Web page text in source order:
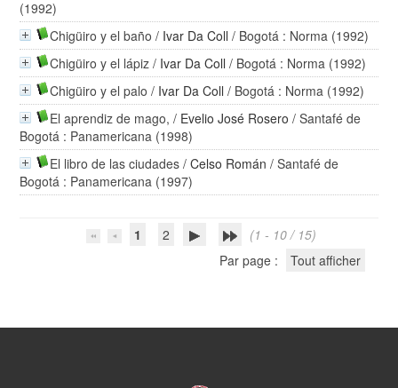
(1992)
Chigüiro y el baño / Ivar Da Coll / Bogotá : Norma (1992)
Chigüiro y el lápiz / Ivar Da Coll / Bogotá : Norma (1992)
Chigüiro y el palo / Ivar Da Coll / Bogotá : Norma (1992)
El aprendiz de mago, / Evelio José Rosero / Santafé de
Bogotá : Panamericana (1998)
El libro de las ciudades /Celso Román / Santafé de
Bogotá : Panamericana (1997)
1 2
(1 - 10 / 15)
Par page :
Tout afficher